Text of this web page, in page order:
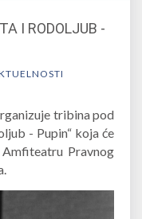
I RODOLJUB -
tribina pod
- Pupin“ koja će
Pravnog